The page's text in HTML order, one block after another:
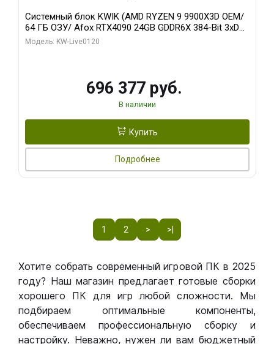
Системный блок KWIK (AMD RYZEN 9 9900X3D OEM/
64 ГБ ОЗУ/ Afox RTX4090 24GB GDDR6X 384-Bit 3xDP
HDMI ATX Turbo/ 1 ТБ SSD)
Модель: KW-Live0120
696 377 руб.
В наличии
Купить
Подробнее
1 2 > >|
Хотите собрать современный игровой ПК в 2025
году? Наш магазин предлагает готовые сборки
хорошего ПК для игр любой сложности. Мы
подбираем оптимальные компоненты,
обеспечиваем профессиональную сборку и
настройку. Неважно, нужен ли вам бюджетный